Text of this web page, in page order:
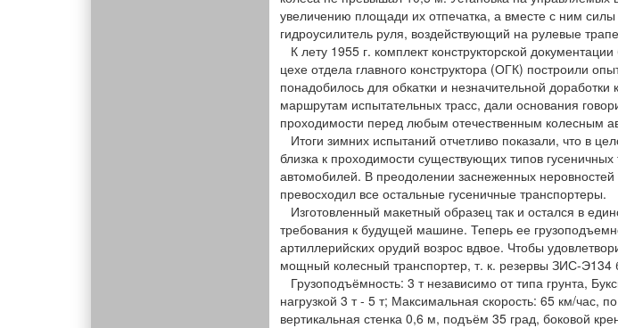
увеличению площади их отпечатка, а вместе с ним
гидроусилитель руля, воздействующий на рулевые
К лету 1955 г. комплект конструкторской
цехе отдела главного конструктора (ОГК) построили
понадобилось для обкатки и незначительной
маршрутам испытательных трасс, дали основания
проходимости перед любым отечественным колесным
Итоги зимних испытаний отчетливо показали, что в
близка к проходимости существующих типов
автомобилей. В преодолении заснеженных
превосходил все остальные гусеничные транспортеры.
Изготовленный макетный образец так и остался в
требования к будущей машине. Теперь ее
артиллерийских орудий возрос вдвое. Чтобы
мощный колесный транспортер, т. к. резервы ЗИС-Э134
Грузоподъёмность: 3 т независимо от типа грунта,
нагрузкой 3 т - 5 т; Максимальная скорость: 65 км/час,
вертикальная стенка 0,6 м, подъём 35 град, боковой